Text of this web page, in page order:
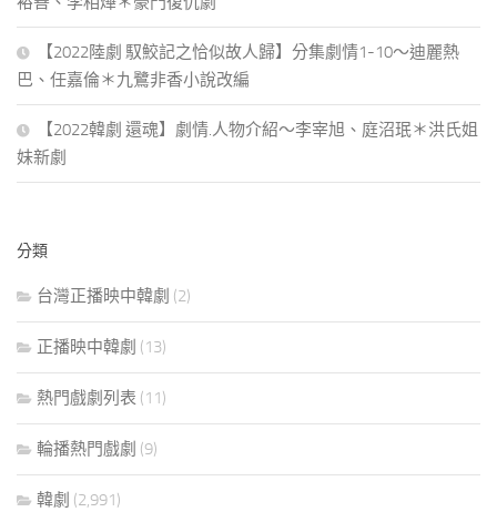
【2022陸劇 馭鮫記之恰似故人歸】分集劇情1-10～迪麗熱
巴、任嘉倫＊九鷺非香小說改編
【2022韓劇 還魂】劇情.人物介紹～李宰旭、庭沼珉＊洪氏姐
妹新劇
分類
台灣正播映中韓劇 (2)
正播映中韓劇 (13)
熱門戲劇列表 (11)
輪播熱門戲劇 (9)
韓劇 (2,991)